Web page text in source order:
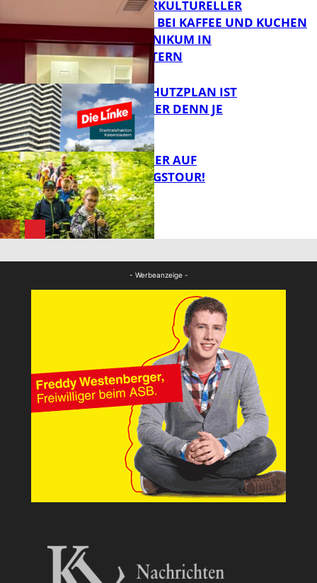
FB News
FB Gesundheit
NEUER INTERKULTURELLER
TREFFPUNKT BEI KAFFEE UND KUCHEN
IM PFALZKLINIKUM IN
KAISERSLAUTERN
FB News
EIN HITZESCHUTZPLAN IST
NOTWENDIGER DENN JE
MIT DEM JÄGER AUF
ENTDECKUNGSTOUR!
- Werbeanzeige -